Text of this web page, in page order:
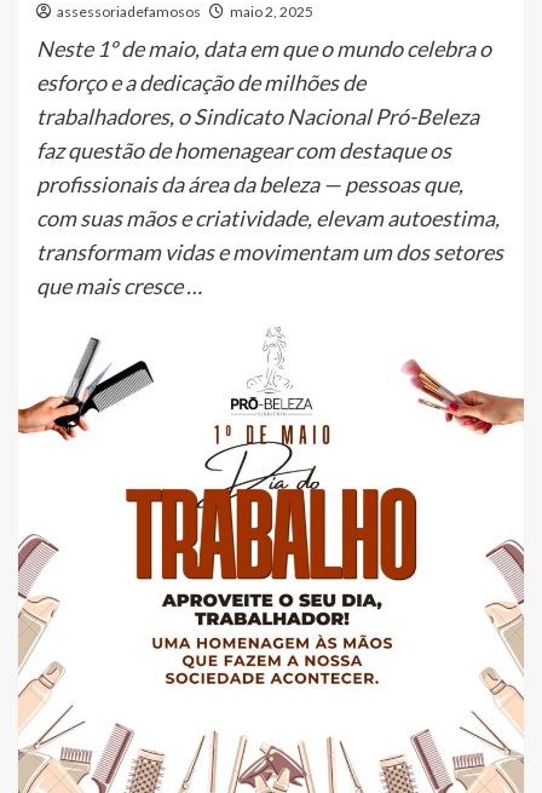
assessoriadefamosos maio 2, 2025
Neste 1º de maio, data em que o mundo celebra o
esforço e a dedicação de milhões de
trabalhadores, o Sindicato Nacional Pró-Beleza
faz questão de homenagear com destaque os
profissionais da área da beleza — pessoas que,
com suas mãos e criatividade, elevam autoestima,
transformam vidas e movimentam um dos setores
que mais cresce …